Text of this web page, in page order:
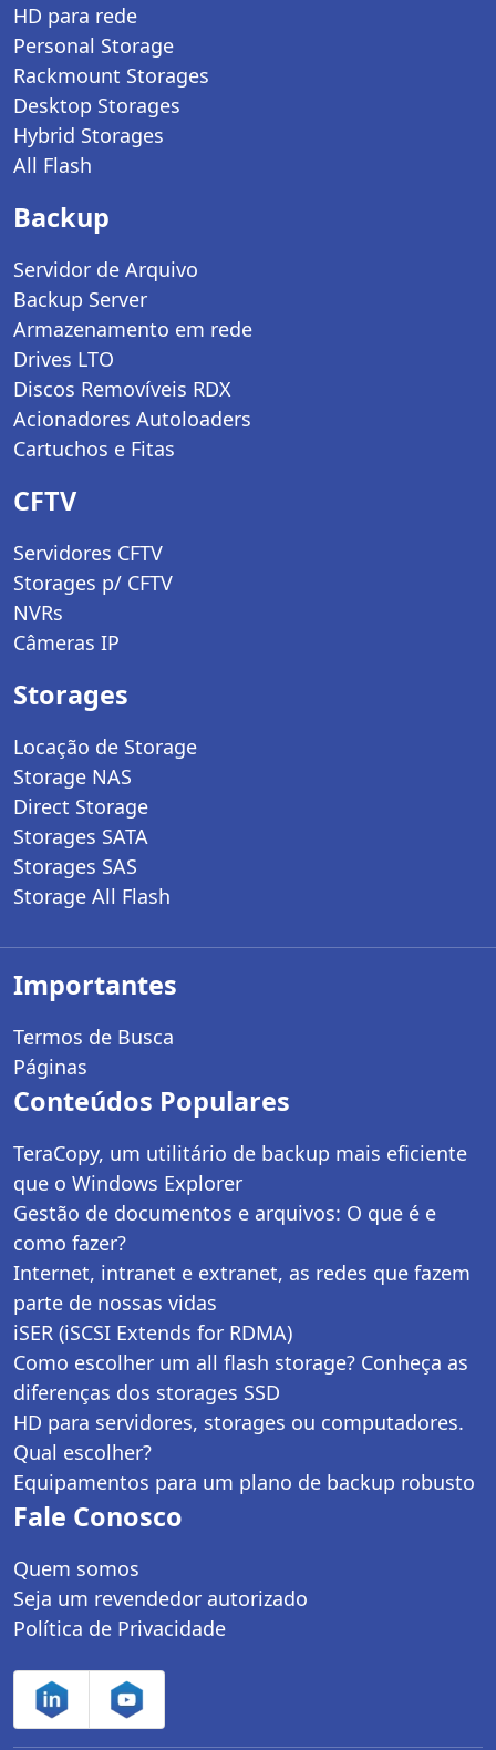
HD para rede
Personal Storage
Rackmount Storages
Desktop Storages
Hybrid Storages
All Flash
Backup
Servidor de Arquivo
Backup Server
Armazenamento em rede
Drives LTO
Discos Removíveis RDX
Acionadores Autoloaders
Cartuchos e Fitas
CFTV
Servidores CFTV
Storages p/ CFTV
NVRs
Câmeras IP
Storages
Locação de Storage
Storage NAS
Direct Storage
Storages SATA
Storages SAS
Storage All Flash
Importantes
Termos de Busca
Páginas
Conteúdos Populares
TeraCopy, um utilitário de backup mais eficiente
que o Windows Explorer
Gestão de documentos e arquivos: O que é e
como fazer?
Internet, intranet e extranet, as redes que fazem
parte de nossas vidas
iSER (iSCSI Extends for RDMA)
Como escolher um all flash storage? Conheça as
diferenças dos storages SSD
HD para servidores, storages ou computadores.
Qual escolher?
Equipamentos para um plano de backup robusto
Fale Conosco
Quem somos
Seja um revendedor autorizado
Política de Privacidade